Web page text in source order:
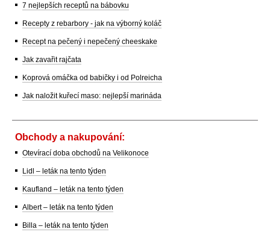
7 nejlepších receptů na bábovku
Recepty z rebarbory - jak na výborný koláč
Recept na pečený i nepečený cheeskake
Jak zavařit rajčata
Koprová omáčka od babičky i od Polreicha
Jak naložit kuřecí maso: nejlepší marináda
Obchody a nakupování:
Otevírací doba obchodů na Velikonoce
Lidl – leták na tento týden
Kaufland – leták na tento týden
Albert – leták na tento týden
Billa – leták na tento týden